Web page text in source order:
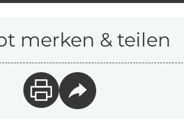
merken & teilen